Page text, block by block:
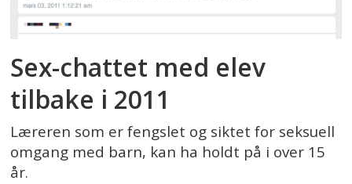
Sex-chattet med elev
tilbake i 2011
Læreren som er fengslet og siktet for seksuell
omgang med barn, kan ha holdt på i over 15
år.